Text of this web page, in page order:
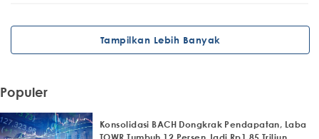
Tampilkan Lebih Banyak
Populer
Konsolidasi BACH Dongkrak Pendapatan, Laba